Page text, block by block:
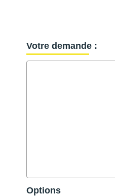
Votre demande :
Options